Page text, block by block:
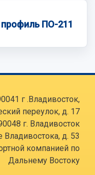
ПО-211
г .Владивосток,
переулок, д. 17
г. Владивосток
Владивостока, д. 53
компанией по
Дальнему Востоку